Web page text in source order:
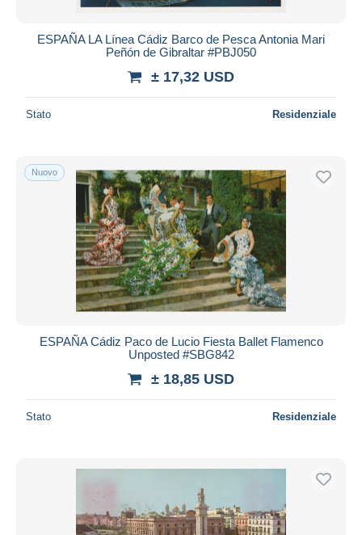
ESPAÑA LA Línea Cádiz Barco de Pesca Antonia Mari
Peñón de Gibraltar #PBJ050
± 17,32 USD
Stato Residenziale
Nuovo
ESPAÑA Cádiz Paco de Lucio Fiesta Ballet Flamenco
Unposted #SBG842
± 18,85 USD
Stato Residenziale